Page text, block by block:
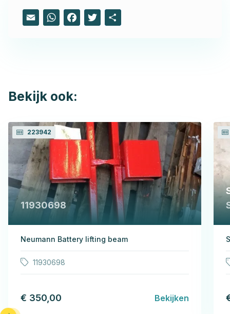
Email WhatsAppFacebook
Twitter
Bekijk ook:
223942
11930698
Neumann Battery lifting beam
11930698
€ 350,00 Bekijken